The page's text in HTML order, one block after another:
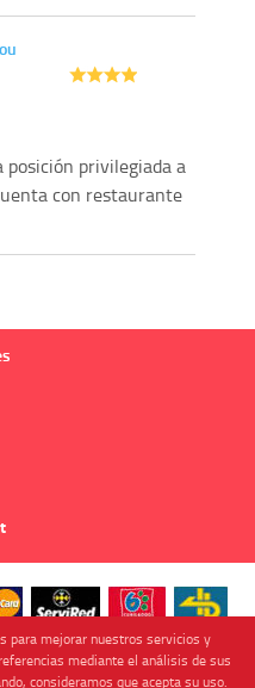
posición privilegiada a
con restaurante
para mejorar nuestros servicios y
mediante el análisis de sus
consideramos que acepta su uso.